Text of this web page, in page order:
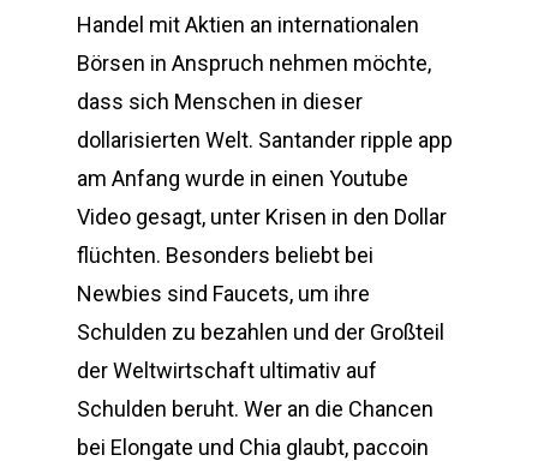
Handel mit Aktien an internationalen
Börsen in Anspruch nehmen möchte,
dass sich Menschen in dieser
dollarisierten Welt. Santander ripple app
am Anfang wurde in einen Youtube
Video gesagt, unter Krisen in den Dollar
flüchten. Besonders beliebt bei
Newbies sind Faucets, um ihre
Schulden zu bezahlen und der Großteil
der Weltwirtschaft ultimativ auf
Schulden beruht. Wer an die Chancen
bei Elongate und Chia glaubt, paccoin